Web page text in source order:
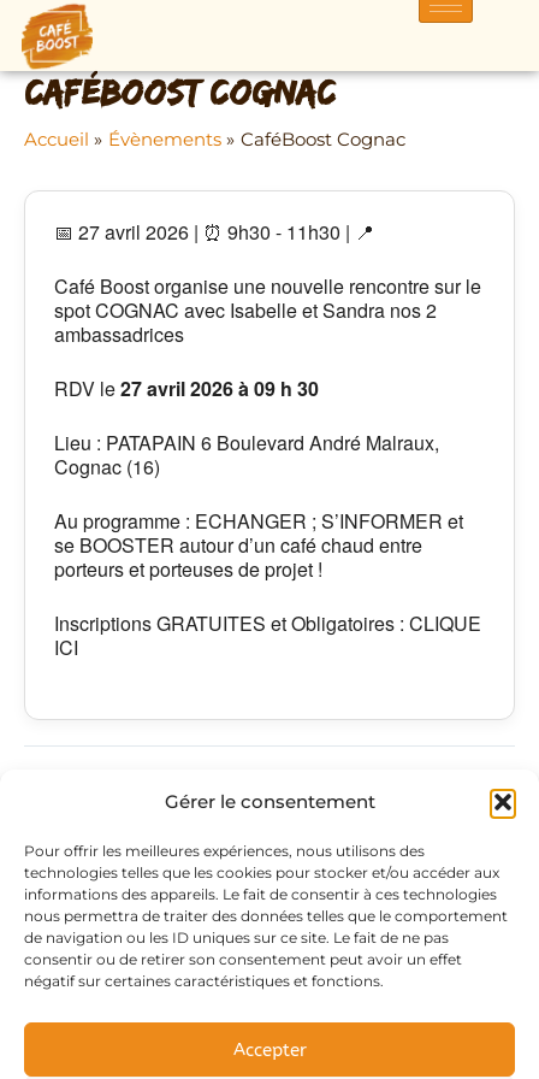
Gérer le consentement
Pour offrir les meilleures expériences, nous utilisons des
technologies telles que les cookies pour stocker et/ou accéder aux
informations des appareils. Le fait de consentir à ces technologies
nous permettra de traiter des données telles que le comportement
de navigation ou les ID uniques sur ce site. Le fait de ne pas
consentir ou de retirer son consentement peut avoir un effet
négatif sur certaines caractéristiques et fonctions.
Accepter
Aller
contenu
CaféBoost Cognac
Accueil Évènements CaféBoost Cognac
📅 27 avril 2026 | ⏰ 9h30 - 11h30 | 📍
Café Boost organise une nouvelle rencontre sur le
spot COGNAC avec Isabelle et Sandra nos 2
ambassadrices
RDV le27avril 2026 à 09 h 30
Lieu : PATAPAIN 6 Boulevard André Malraux,
Cognac (16)
Au programme : ECHANGER ; S’INFORMER et
se BOOSTER autour d’un café chaud entre
porteurs et porteuses de projet !
Inscriptions GRATUITES et Obligatoires : CLIQUE
ICI
Retrouvez-
nous sur
F
a
c
o
I
n
s
r
L
i
n
i
Adresse
du siège
c/o Jules &
Berthe
11 rue Berthe et
CHATEAUNEUF
PAGES
légales
Mentions
légales